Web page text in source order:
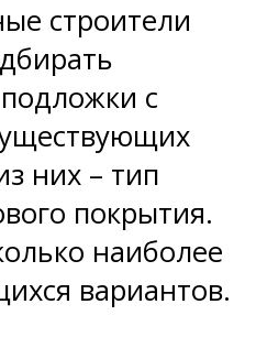
строители
с
них – тип
покрытия.
наиболее
вариантов.